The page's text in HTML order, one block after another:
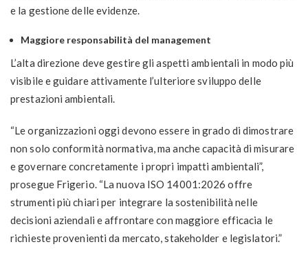
e la gestione delle evidenze.
Maggiore responsabilità del management
L’alta direzione deve gestire gli aspetti ambientali in modo più
visibile e guidare attivamente l’ulteriore sviluppo delle
prestazioni ambientali.
“Le organizzazioni oggi devono essere in grado di dimostrare
non solo conformità normativa, ma anche capacità di misurare
e governare concretamente i propri impatti ambientali”,
prosegue Frigerio. “La nuova ISO 14001:2026 offre
strumenti più chiari per integrare la sostenibilità nelle
decisioni aziendali e affrontare con maggiore efficacia le
richieste provenienti da mercato, stakeholder e legislatori.”